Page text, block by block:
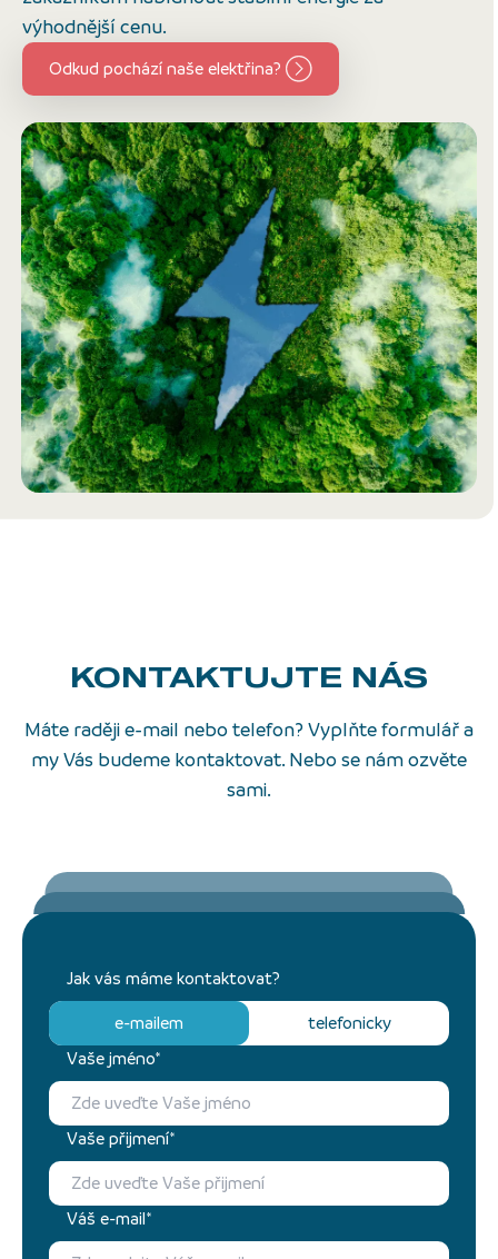
výhodnější cenu.
Odkud pochází naše elektřina?
KONTAKTUJTE NÁS
Máte raději e-mail nebo telefon? Vyplňte formulář a
my Vás budeme kontaktovat. Nebo se nám ozvěte
sami.
Jak vás máme kontaktovat?
e-mailem
telefonicky
Vaše jméno*
Vaše přijmení*
Váš e-mail*